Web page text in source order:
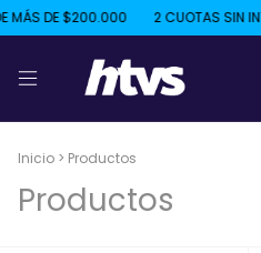
MÁS DE $200.000 2 CUOTAS SIN
Inicio > Productos
Productos